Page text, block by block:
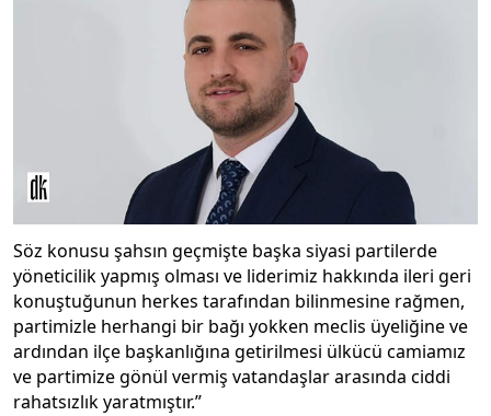
Söz konusu şahsın geçmişte başka siyasi partilerde
yöneticilik yapmış olması ve liderimiz hakkında ileri geri
konuştuğunun herkes tarafından bilinmesine rağmen,
partimizle herhangi bir bağı yokken meclis üyeliğine ve
ardından ilçe başkanlığına getirilmesi ülkücü camiamız
ve partimize gönül vermiş vatandaşlar arasında ciddi
rahatsızlık yaratmıştır.”